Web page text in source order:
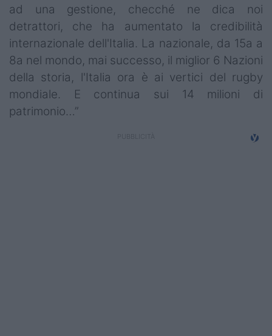
ad una gestione, checché ne dica noi
detrattori, che ha aumentato la credibilità
internazionale dell'Italia. La nazionale, da 15a a
8a nel mondo, mai successo, il miglior 6 Nazioni
della storia, l'Italia ora è ai vertici del rugby
mondiale. E continua sui 14 milioni di
patrimonio…”